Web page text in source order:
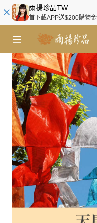
雨揚珍品TW
首下載APP送$200購物金